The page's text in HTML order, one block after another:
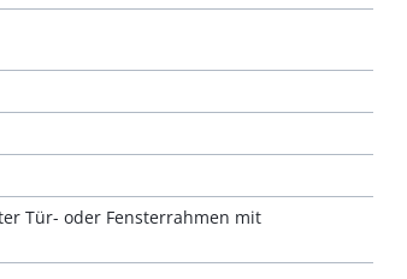
Tür- oder Fensterrahmen mit